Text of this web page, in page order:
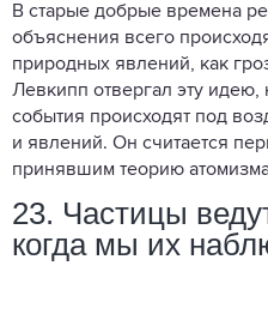
В старые добрые времена
объяснения всего
природных явлений, как
Левкипп отвергал эту идею,
события происходят под
и явлений. Он считается
принявшим теорию
23. Частицы
когда мы их